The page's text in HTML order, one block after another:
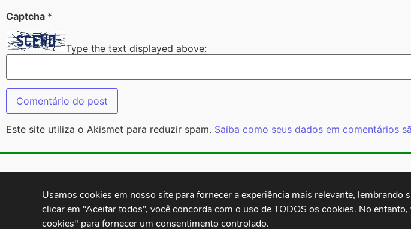
Captcha *
Type the text displayed above:
Este site utiliza o Akismet para reduzir spam. Saiba como seus dados em comentários
Usamos cookies em nosso site para fornecer a experiência mais relevante, lembrando
clicar em “Aceitar todos”, você concorda com o uso de TODOS os cookies. No
cookies" para fornecer um consentimento controlado.